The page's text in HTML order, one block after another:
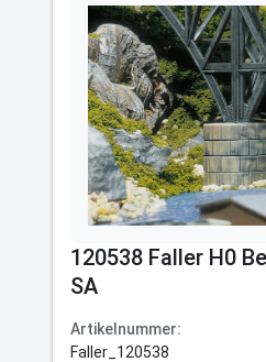
120538 Faller H0
SA
Artikelnummer:
Faller_120538